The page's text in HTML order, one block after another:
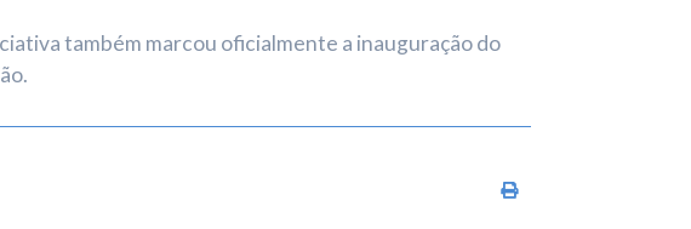
também marcou oficialmente a inauguração do
Imprimir conteúdo